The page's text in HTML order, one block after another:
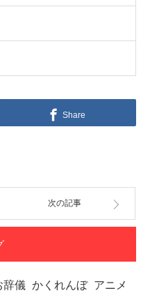
Share
次の記事
辞儀 かくれんぼ アニメ